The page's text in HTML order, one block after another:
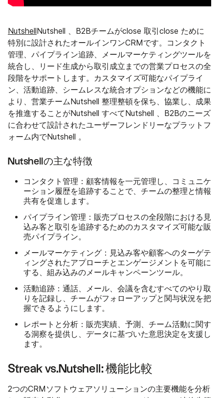
Nutshell Nutshell 、B2Bチームがclose 取引close ために
特別に設計されたオールインワンCRMです。コンタクト
管理、パイプライン追跡、メールマーケティングツールを
統合し、リード生成から取引成立までの営業プロセスの全
段階をサポートします。カスタマイズ可能なパイプライ
ン、活動追跡、シームレスな統合オプションなどの機能に
より、営業チームNutshell 整理整頓を保ち、協業し、成果
を推進することがNutshell すべてNutshell 、B2Bのニーズ
に合わせて設計されたユーザーフレンドリーなプラットフ
ォーム内でNutshell 。
Nutshellの主な特徴
コンタクト管理 ：顧客情報を一元管理し、コミュニケ
ーション履歴を追跡することで、チームの整理と情報
共有を促進します。
パイプライン管理 ：販売プロセスの全段階における見
込み客と取引を追跡するためのカスタマイズ可能な販
売パイプライン。
メールマーケティング ：見込み客や顧客へのターゲテ
ィングされたアプローチとエンゲージメントを可能に
する、組み込みのメールキャンペーンツール。
活動追跡 ：通話、メール、会議を含むすべてのやり取
りを記録し、チームがフォローアップと関与状況を把
握できるようにします。
レポートと分析 ：販売実績、予測、チーム活動に関す
る洞察を提供し、データに基づいた意思決定を支援し
ます。
Streak vs.Nutshell: 機能比較
2つのCRMソフトウェアソリューションの主要機能を分析